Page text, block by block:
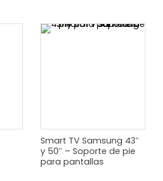
Smart TV Samsung 43″
y 50″ – Soporte de pie
para pantallas